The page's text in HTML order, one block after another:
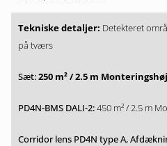
Detekteret
på tværs
250 m² / 2.5 m
450 m² / 2.5 m